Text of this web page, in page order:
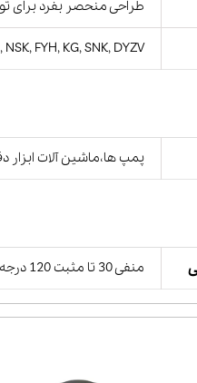
طراحی منحصر بفرد برای
FYH, KG, SNK, DYZV
پمپ ها،ماشین آلات ابزار
منفی 30 تا مثبت 120 درجه سانتیگراد